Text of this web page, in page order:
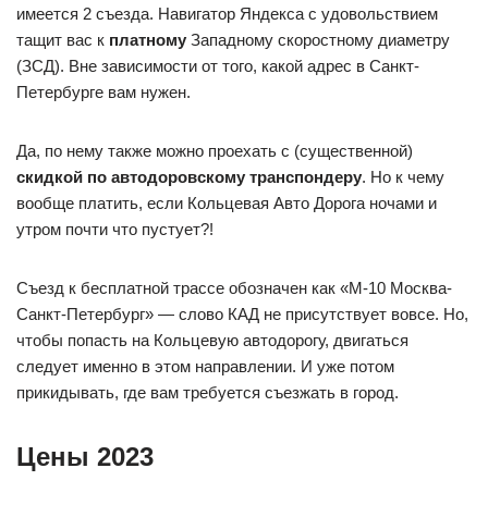
имеется 2 съезда. Навигатор Яндекса с удовольствием
тащит вас к платному Западному скоростному диаметру
(ЗСД). Вне зависимости от того, какой адрес в Санкт-
Петербурге вам нужен.
Да, по нему также можно проехать с (существенной)
скидкой по автодоровскому транспондеру. Но к чему
вообще платить, если Кольцевая Авто Дорога ночами и
утром почти что пустует?!
Съезд к бесплатной трассе обозначен как «М-10 Москва-
Санкт-Петербург» — слово КАД не присутствует вовсе. Но,
чтобы попасть на Кольцевую автодорогу, двигаться
следует именно в этом направлении. И уже потом
прикидывать, где вам требуется съезжать в город.
Цены 2023